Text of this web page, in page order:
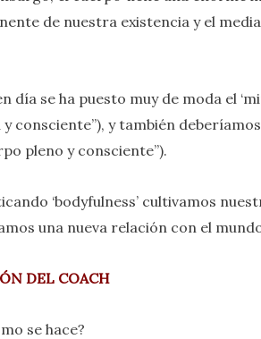
de nuestra existencia y el
día se ha puesto muy de moda el
y consciente”), y también
pleno y consciente”).
‘bodyfulness’ cultivamos
una nueva relación con el
DEL COACH
se hace?